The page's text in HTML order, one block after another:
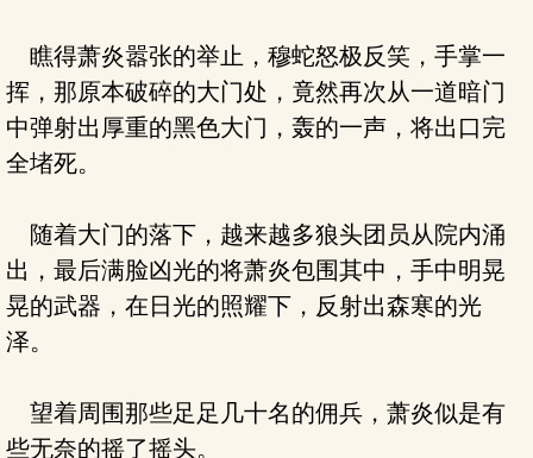
瞧得萧炎嚣张的举止，穆蛇怒极反笑，手掌一
挥，那原本破碎的大门处，竟然再次从一道暗门
中弹射出厚重的黑色大门，轰的一声，将出口完
全堵死。
随着大门的落下，越来越多狼头团员从院内涌
出，最后满脸凶光的将萧炎包围其中，手中明晃
晃的武器，在日光的照耀下，反射出森寒的光
泽。
望着周围那些足足几十名的佣兵，萧炎似是有
些无奈的摇了摇头。